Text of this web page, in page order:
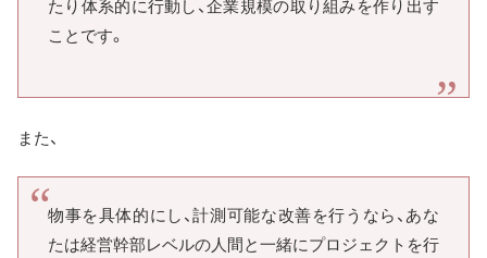
たり体系的に行動し、企業規模の取り組みを作り出す
ことです。
また、
物事を具体的にし、計測可能な改善を行うなら、あな
たは経営幹部レベルの人間と一緒にプロジェクトを行